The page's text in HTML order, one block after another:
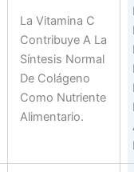
La Vitamina C
Contribuye A La
Síntesis Normal
De Colágeno
Como Nutriente
Alimentario.